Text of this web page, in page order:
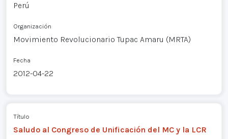
Perú
Organización
Movimiento Revolucionario Tupac Amaru (MRTA)
Fecha
2012-04-22
Título
Saludo al Congreso de Unificación del MC y la LCR